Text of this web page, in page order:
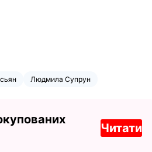
Людмила Супрун
Читати